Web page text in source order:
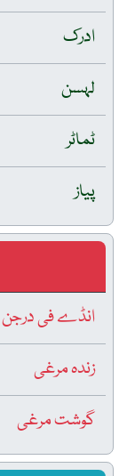
ادرک
لہسن
ٹماٹر
پیاز
انڈے فی درجن
زندہ مرغی
گوشت مرغی